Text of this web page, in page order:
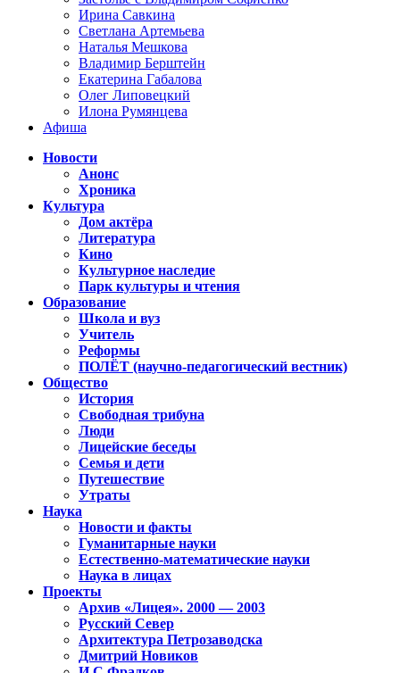
Ирина Савкина
Светлана Артемьева
Наталья Мешкова
Владимир Берштейн
Екатерина Габалова
Олег Липовецкий
Илона Румянцева
Афиша
Новости
Анонс
Хроника
Культура
Дом актёра
Литература
Кино
Культурное наследие
Парк культуры и чтения
Образование
Школа и вуз
Учитель
Реформы
ПОЛЁТ (научно-педагогический вестник)
Общество
История
Свободная трибуна
Люди
Лицейские беседы
Семья и дети
Путешествие
Утраты
Наука
Новости и факты
Гуманитарные науки
Естественно-математические науки
Наука в лицах
Проекты
Архив «Лицея». 2000 — 2003
Русский Север
Архитектура Петрозаводска
Дмитрий Новиков